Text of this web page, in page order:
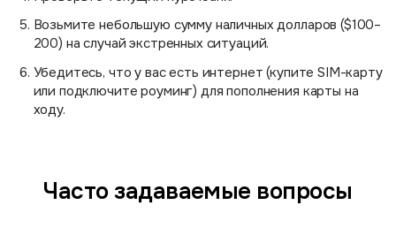
Возьмите небольшую сумму наличных долларов ($100–
200) на случай экстренных ситуаций.
Убедитесь, что у вас есть интернет (купите SIM-карту
или подключите роуминг) для пополнения карты на
ходу.
Часто задаваемые вопросы